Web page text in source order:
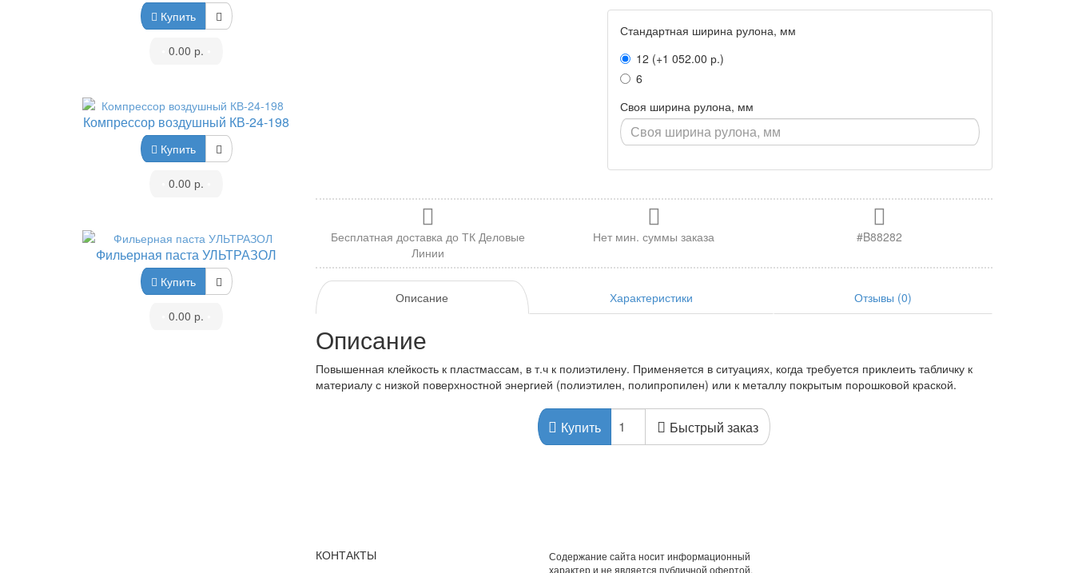
Купить
0.00 р.
Компрессор воздушный КВ-24-198
Купить
0.00 р.
Фильерная паста УЛЬТРАЗОЛ
Купить
0.00 р.
Стандартная ширина рулона, мм
12 (+1 052.00 р.)
6
Своя ширина рулона, мм
Бесплатная доставка до ТК Деловые
Линии
Нет мин. суммы заказа #B88282
Описание Характеристики Отзывы (0)
Описание
Повышенная клейкость к пластмассам, в т.ч к полиэтилену. Применяется в ситуациях, когда требуется приклеить табличку к
материалу с низкой поверхностной энергией (полиэтилен, полипропилен) или к металлу покрытым порошковой краской.
Купить Быстрый заказ
КОНТАКТЫ
Содержание сайта носит информационный
характер и не является публичной офертой,